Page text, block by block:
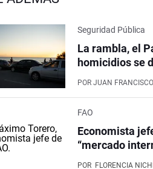
Seguridad Pública
La rambla, el
homicidios se
POR JUAN
FAO
Economista
“mercado
POR FLORENCIA